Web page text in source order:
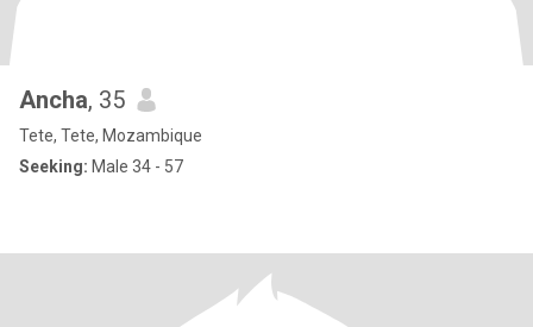
Ancha, 35
Tete, Tete, Mozambique
Seeking: Male 34 - 57